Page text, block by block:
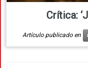
Crítica:
Artículo publicado en